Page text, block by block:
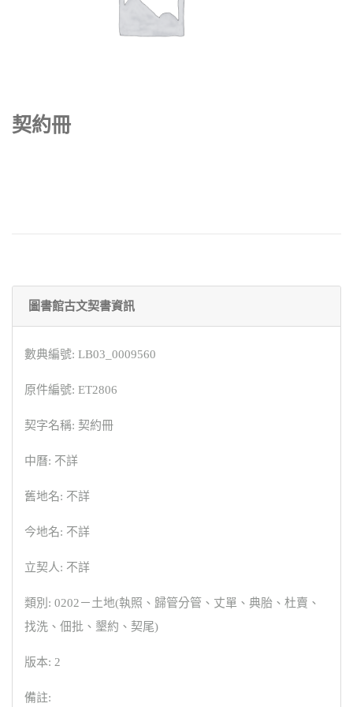
契約冊
圖書館古文契書資訊
數典編號: LB03_0009560
原件編號: ET2806
契字名稱: 契約冊
中曆: 不詳
舊地名: 不詳
今地名: 不詳
立契人: 不詳
類別: 0202－土地(執照、歸管分管、丈單、典胎、杜賣、
找洗、佃批、墾約、契尾)
版本: 2
備註: